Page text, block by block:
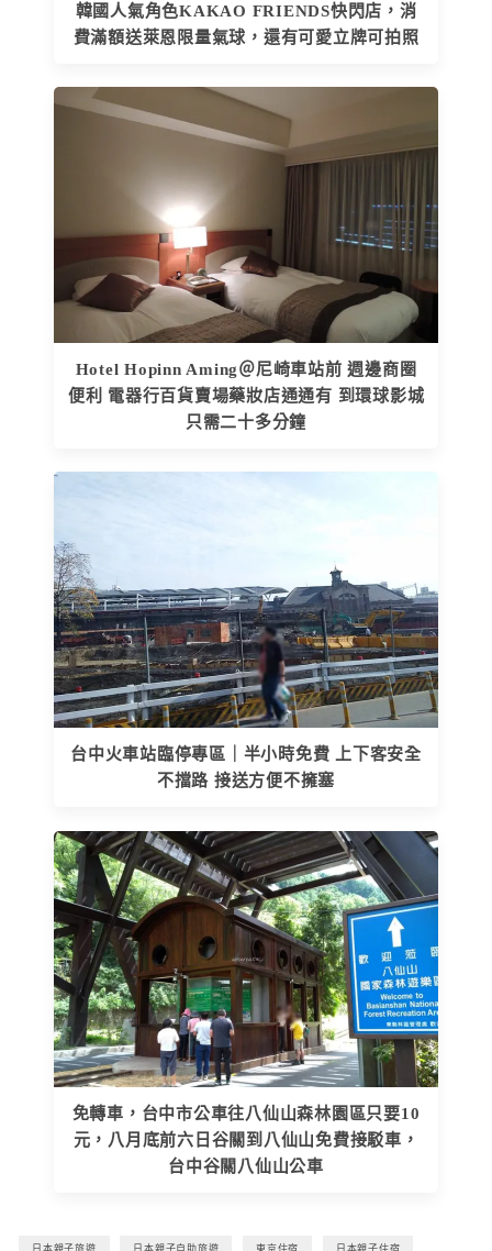
韓國人氣角色KAKAO FRIENDS快閃店，消
費滿額送萊恩限量氣球，還有可愛立牌可拍照
Hotel Hopinn Aming＠尼崎車站前 週邊商圈
便利 電器行百貨賣場藥妝店通通有 到環球影城
只需二十多分鐘
台中火車站臨停專區｜半小時免費 上下客安全
不擋路 接送方便不擁塞
免轉車，台中市公車往八仙山森林園區只要10
元，八月底前六日谷關到八仙山免費接駁車，
台中谷關八仙山公車
日本親子旅遊 日本親子自助旅遊 東京住宿 日本親子住宿